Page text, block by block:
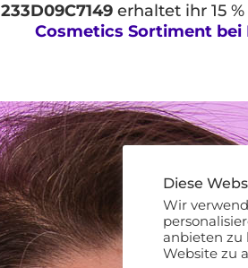
233D09C7149erhaltet ihr 15
Cosmetics Sortiment bei
Diese
Wir
anbieten zu
Website zu